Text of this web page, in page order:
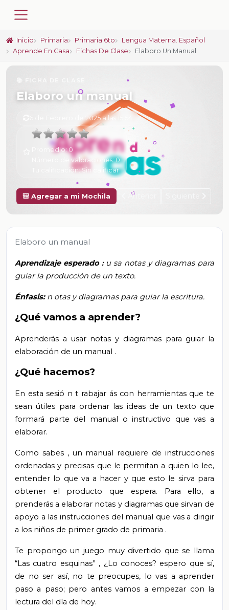
Inicio Primaria Primaria 6to
Lengua Materna. Español
Aprende En Casa
Fichas De Clase Elaboro Un Manual
Elaboro un manual
6 de Febrero de 2025 a las 15:54
Promedio:0
Número de valoraciones:0
Tu calificación:Sin calificar
🎒 Agregar a mi Mochila Anterior
Elaboro un manual
Aprendizaje esperado : u sa notas y diagramas para
guiar la producción de un texto.
Énfasis: n otas y diagramas para guiar la escritura.
¿Qué vamos a aprender?
Aprenderás a usar notas y diagramas para guiar la
elaboración de un manual .
¿Qué hacemos?
En esta sesió n t rabajar ás con herramientas que te
sean útiles para ordenar las ideas de un texto que
formará parte del manual o instructivo que vas a
elaborar.
Como sabes , un manual requiere de instrucciones
ordenadas y precisas que le permitan a quien lo lee,
entender lo que va a hacer y que esto le sirva para
obtener el producto que espera. Para ello, a
prenderás a elaborar notas y diagramas que sirvan de
apoyo a las instrucciones del manual que vas a dirigir
a los niños de primer grado de primaria .
Te propongo un juego muy divertido quese llama
“Las cuatro esquinas” , ¿Lo conoces? espero que sí,
de no ser así, no te preocupes, lo vas a aprender
paso a paso; pero antes vamos a empezar con la
lectura del día de hoy.